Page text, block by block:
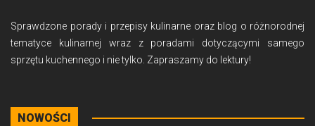
Sprawdzone porady i przepisy kulinarne oraz blog o różnorodnej
tematyce kulinarnej wraz z poradami dotyczącymi samego
sprzętu kuchennego i nie tylko. Zapraszamy do lektury!
NOWOŚCI